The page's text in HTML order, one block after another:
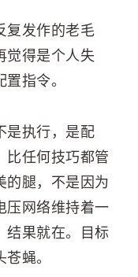
复发作的老毛
觉得是个人失
指令。
是执行，是配
比任何技巧都管
的腿，不是因为
压网络维持着一
结果就在。目标
蝇。